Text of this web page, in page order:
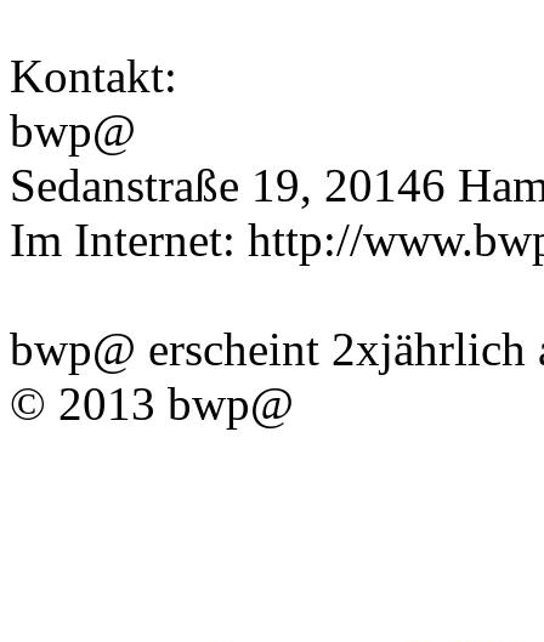
Kontakt:
bwp@
Sedanstraße 19, 20146
Im Internet: http://
bwp@ erscheint 2xjährlich
© 2013 bwp@